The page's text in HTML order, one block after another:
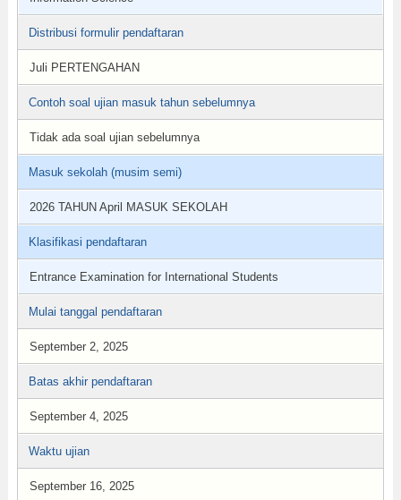
Distribusi formulir pendaftaran
Juli PERTENGAHAN
Contoh soal ujian masuk tahun sebelumnya
Tidak ada soal ujian sebelumnya
Masuk sekolah (musim semi)
2026 TAHUN April MASUK SEKOLAH
Klasifikasi pendaftaran
Entrance Examination for International Students
Mulai tanggal pendaftaran
September 2, 2025
Batas akhir pendaftaran
September 4, 2025
Waktu ujian
September 16, 2025